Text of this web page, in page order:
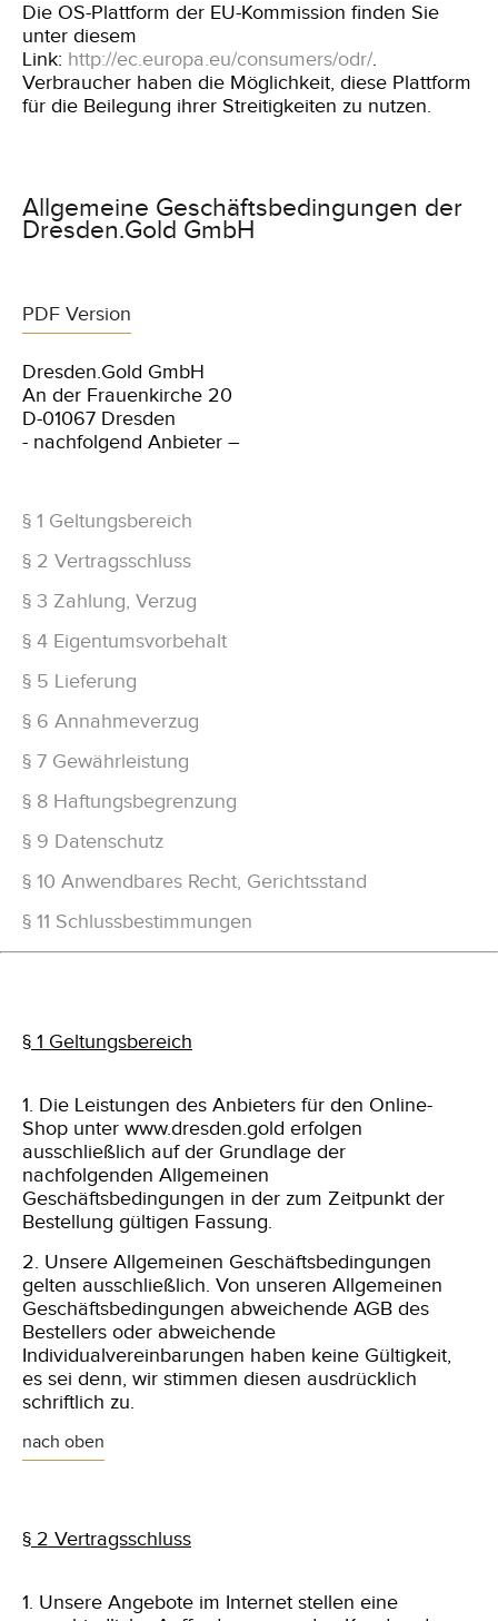
Die OS-Plattform der EU-Kommission finden Sie
unter diesem
Link: http://ec.europa.eu/consumers/odr/.
Verbraucher haben die Möglichkeit, diese Plattform
für die Beilegung ihrer Streitigkeiten zu nutzen.
Allgemeine Geschäftsbedingungen der
Dresden.Gold GmbH
PDF Version
Dresden.Gold GmbH
An der Frauenkirche 20
D-01067 Dresden
- nachfolgend Anbieter –
§ 1 Geltungsbereich
§ 2 Vertragsschluss
§ 3 Zahlung, Verzug
§ 4 Eigentumsvorbehalt
§ 5 Lieferung
§ 6 Annahmeverzug
§ 7 Gewährleistung
§ 8 Haftungsbegrenzung
§ 9 Datenschutz
§ 10 Anwendbares Recht, Gerichtsstand
§ 11 Schlussbestimmungen
§ 1 Geltungsbereich
1. Die Leistungen des Anbieters für den Online-
Shop unter www.dresden.gold erfolgen
ausschließlich auf der Grundlage der
nachfolgenden Allgemeinen
Geschäftsbedingungen in der zum Zeitpunkt der
Bestellung gültigen Fassung.
2. Unsere Allgemeinen Geschäftsbedingungen
gelten ausschließlich. Von unseren Allgemeinen
Geschäftsbedingungen abweichende AGB des
Bestellers oder abweichende
Individualvereinbarungen haben keine Gültigkeit,
es sei denn, wir stimmen diesen ausdrücklich
schriftlich zu.
nach oben
§ 2 Vertragsschluss
1. Unsere Angebote im Internet stellen eine